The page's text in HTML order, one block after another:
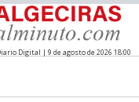
Digital | 9 de agosto de 2026 18:00